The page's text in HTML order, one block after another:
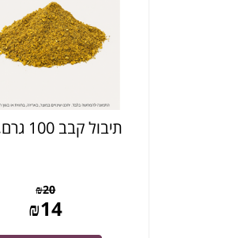
תיבול קבב 100 גרם, כשר
₪20
₪14